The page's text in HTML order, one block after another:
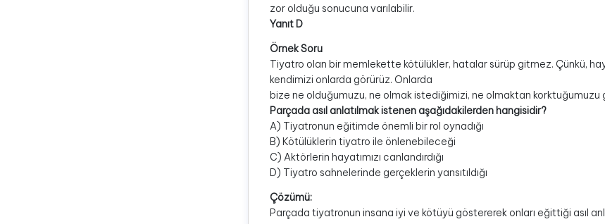
zor olduğu sonucuna varılabilir.
Yanıt D
Örnek Soru
Tiyatro olan bir memlekette kötülükler, hatalar sürüp gitmez. Çünkü,
kendimizi onlarda görürüz. Onlarda
bize ne olduğumuzu, ne olmak istediğimizi, ne olmaktan korktuğumuzu
Parçada asıl anlatılmak istenen aşağıdakilerden hangisidir?
A) Tiyatronun eğitimde önemli bir rol oynadığı
B) Kötülüklerin tiyatro ile önlenebileceği
C) Aktörlerin hayatımızı canlandırdığı
D) Tiyatro sahnelerinde gerçeklerin yansıtıldığı
Çözümü:
Parçada tiyatronun insana iyi ve kötüyü göstererek onları eğittiği asıl